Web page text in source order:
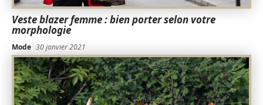
Veste blazer femme : bien porter selon votre
morphologie
Mode 30 janvier 2021